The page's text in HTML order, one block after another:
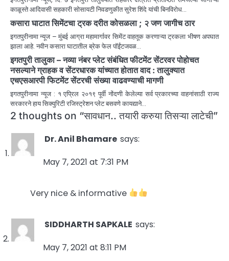
काळूस्ते आदिवासी सहकारी सोसायटी निवडणुकीत सुरेश शिंदे यांची बिनविरोध…
कसारा घाटात सिमेंटचा ट्रक दरीत कोसळला ; २ जण जागीच ठार
इगतपुरीनामा न्यूज – मुंबई आग्रा महामार्गावर सिमेंट वाहतूक करणाऱ्या ट्रकला भीषण अपघात
झाला आहे. नवीन कसारा घाटातील ब्रेक फेल पॉईंटजवळ…
इगतपुरी तालुका – नव्या नंबर प्लेट संबंधित फीटमेंट सेंटरवर पोहोचत
नसल्याने ग्राहक व सेंटरधारक यांच्यात होतात वाद : तालुक्यात
एचएसआरपी फिटमेंट सेंटरची संख्या वाढवण्याची मागणी
इगतपुरीनामा न्यूज : १ एप्रिल २०१९ पूर्वी नोंदणी केलेल्या सर्व प्रकारच्या वाहनांसाठी राज्य
सरकारने हाय सिक्युरिटी रजिस्ट्रेशन प्लेट बसवणे कायद्याने…
2 thoughts on “सावधान.. तयारी करुया तिसऱ्या लाटेची”
Dr. Anil Bhamare says:
May 7, 2021 at 7:31 PM
Very nice & informative
SIDDHARTH SAPKALE says:
May 7, 2021 at 8:11 PM